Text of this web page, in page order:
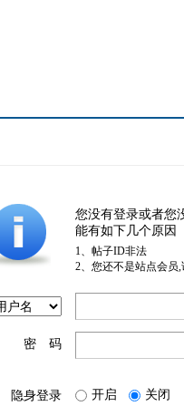
您没有登录或者您
能有如下几个原因
1、帖子ID非法
2、您还不是站点会员
密 码
隐身登录 开启 关闭